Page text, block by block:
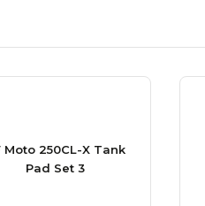
Moto 250CL-X Tank
Pad Set 3